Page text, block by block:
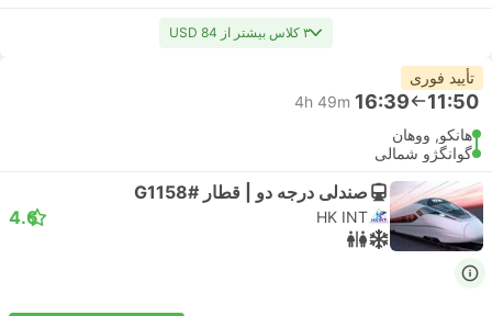
۳ کلاس بیشتر از USD 84
تأیید فوری
11:50
16:39
4h 49m
هانکو, ووهان
گوانگژو شمالی
صندلی درجه دو | قطار #G1158
HK INT
4.6